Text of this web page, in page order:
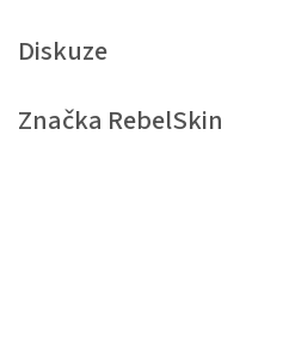
Diskuze
Značka RebelSkin